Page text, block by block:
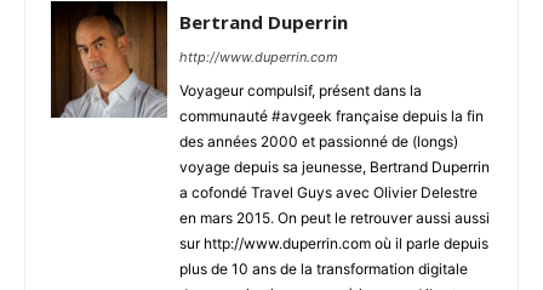
Bertrand Duperrin
http://www.duperrin.com
Voyageur compulsif, présent dans la
communauté #avgeek française depuis la fin
des années 2000 et passionné de (longs)
voyage depuis sa jeunesse, Bertrand Duperrin
a cofondé Travel Guys avec Olivier Delestre
en mars 2015. On peut le retrouver aussi aussi
sur http://www.duperrin.com où il parle depuis
plus de 10 ans de la transformation digitale